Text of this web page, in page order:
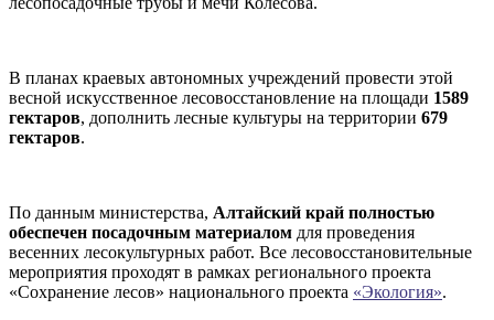
В планах краевых автономных учреждений провести этой
весной искусственное лесовосстановление на площади 1589
гектаров, дополнить лесные культуры на территории 679
гектаров.
По данным министерства, Алтайский край полностью
обеспечен посадочным материалом для проведения
весенних лесокультурных работ. Все лесовосстановительные
мероприятия проходят в рамках регионального проекта
«Сохранение лесов» национального проекта «Экология».